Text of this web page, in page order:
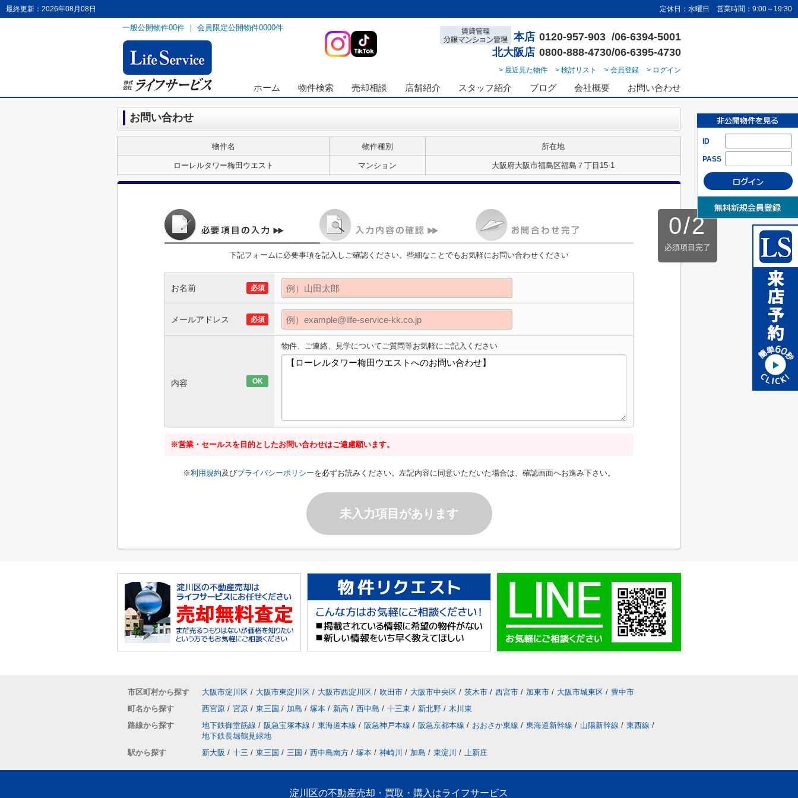
最終更新：2026年08月08日 定休日：水曜日 営業時間：9:00～19:30
一般公開物件00件 ｜ 会員限定公開物件0000件
本店 0120-957-903 /06-6394-5001
北大阪店 0800-888-4730/06-6395-4730
> 最近見た物件 > 検討リスト > 会員登録 > ログイン
ホーム 物件検索 売却相談 店舗紹介 スタッフ紹介 ブログ 会社概要 お問い合わせ
ID
PASS
お問い合わせ
物件名 物件種別 所在地
ローレルタワー梅田ウエスト マンション 大阪府大阪市福島区福島７丁目15-1
0/2
必須項目完了
下記フォームに必要事項を記入しご確認ください。些細なことでもお気軽にお問い合わせください
お名前 必須
メールアドレス 必須
内容 OK
物件、ご連絡、見学についてご質問等お気軽にご記入ください
※営業・セールスを目的としたお問い合わせはご遠慮願います。
※利用規約及びプライバシーポリシーを必ずお読みください。左記内容に同意いただいた場合は、確認画面へお進み下さい。
未入力項目があります
市区町村から探す 大阪市淀川区 / 大阪市東淀川区 / 大阪市西淀川区 / 吹田市 / 大阪市中央区 / 茨木市 / 西宮市 / 加東市 / 大阪市城東区 / 豊中市
町名から探す
西宮原 / 宮原 / 東三国 / 加島 / 塚本 / 新高 / 西中島 / 十三東 / 新北野 / 木川東
路線から探す
地下鉄御堂筋線 / 阪急宝塚本線 / 東海道本線 / 阪急神戸本線 / 阪急京都本線 / おおさか東線 / 東海道新幹線 / 山陽新幹線 / 東西線 /
地下鉄長堀鶴見緑地
駅から探す
新大阪 / 十三 / 東三国 / 三国 / 西中島南方 / 塚本 / 神崎川 / 加島 / 東淀川 / 上新庄
淀川区の不動産売却・買取・購入はライフサービス